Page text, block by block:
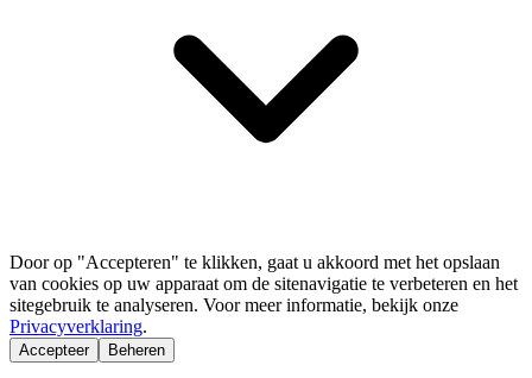
Door op "Accepteren" te klikken, gaat u akkoord met het opslaan
van cookies op uw apparaat om de sitenavigatie te verbeteren en het
sitegebruik te analyseren. Voor meer informatie, bekijk onze
Privacyverklaring.
Accepteer Beheren